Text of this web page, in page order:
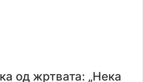
од жртвата: „Нека